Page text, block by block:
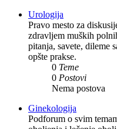
Urologija
Pravo mesto za
zdravljem muških
pitanja, savete, dileme
opšte prakse.
0 Teme
0 Postovi
Nema postova
Ginekologija
Podforum o svim